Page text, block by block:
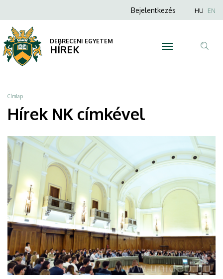
DEBRECENI
EGYETEM
a
tartalomra
Anonim
menüje
Bejelentkezés HU EN
DEBRECENI EGYETEM
HÍREK
Morzsa
Címlap
Hírek NK címkével